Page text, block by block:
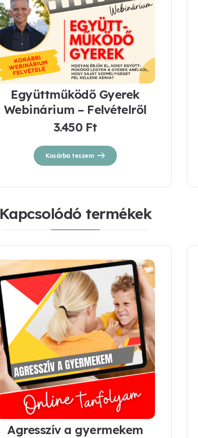
Együttműködő Gyerek
Webinárium – Felvételről
3.450 Ft
Kosárba teszem
Kapcsolódó termékek
Agresszív a gyermekem